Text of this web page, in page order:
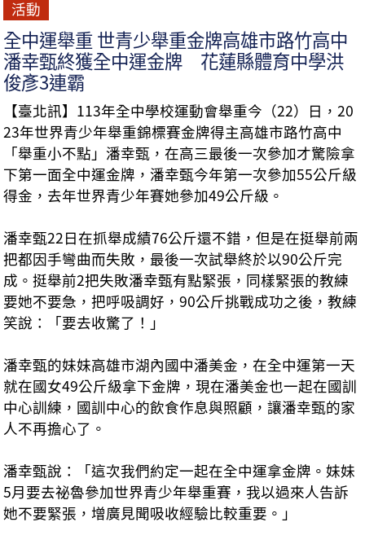
活動
全中運舉重 世青少舉重金牌高雄市路竹高中
潘幸甄終獲全中運金牌 花蓮縣體育中學洪
俊彥3連霸
【臺北訊】113年全中學校運動會舉重今（22）日，20
23年世界青少年舉重錦標賽金牌得主高雄市路竹高中
「舉重小不點」潘幸甄，在高三最後一次參加才驚險拿
下第一面全中運金牌，潘幸甄今年第一次參加55公斤級
得金，去年世界青少年賽她參加49公斤級。
潘幸甄22日在抓舉成績76公斤還不錯，但是在挺舉前兩
把都因手彎曲而失敗，最後一次試舉終於以90公斤完
成。挺舉前2把失敗潘幸甄有點緊張，同樣緊張的教練
要她不要急，把呼吸調好，90公斤挑戰成功之後，教練
笑說：「要去收驚了！」
潘幸甄的妹妹高雄市湖內國中潘美金，在全中運第一天
就在國女49公斤級拿下金牌，現在潘美金也一起在國訓
中心訓練，國訓中心的飲食作息與照顧，讓潘幸甄的家
人不再擔心了。
潘幸甄說：「這次我們約定一起在全中運拿金牌。妹妹
5月要去祕魯參加世界青少年舉重賽，我以過來人告訴
她不要緊張，增廣見聞吸收經驗比較重要。」